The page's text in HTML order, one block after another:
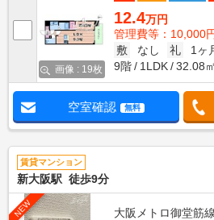
画像 : 19枚
12.4万円
管理費等：10,000
敷
なし 礼
1ヶ
9階
1LDK 32.08㎡
空室確認 無料
賃貸マンション
新大阪駅 徒歩9分
NEW
大阪メトロ御堂筋